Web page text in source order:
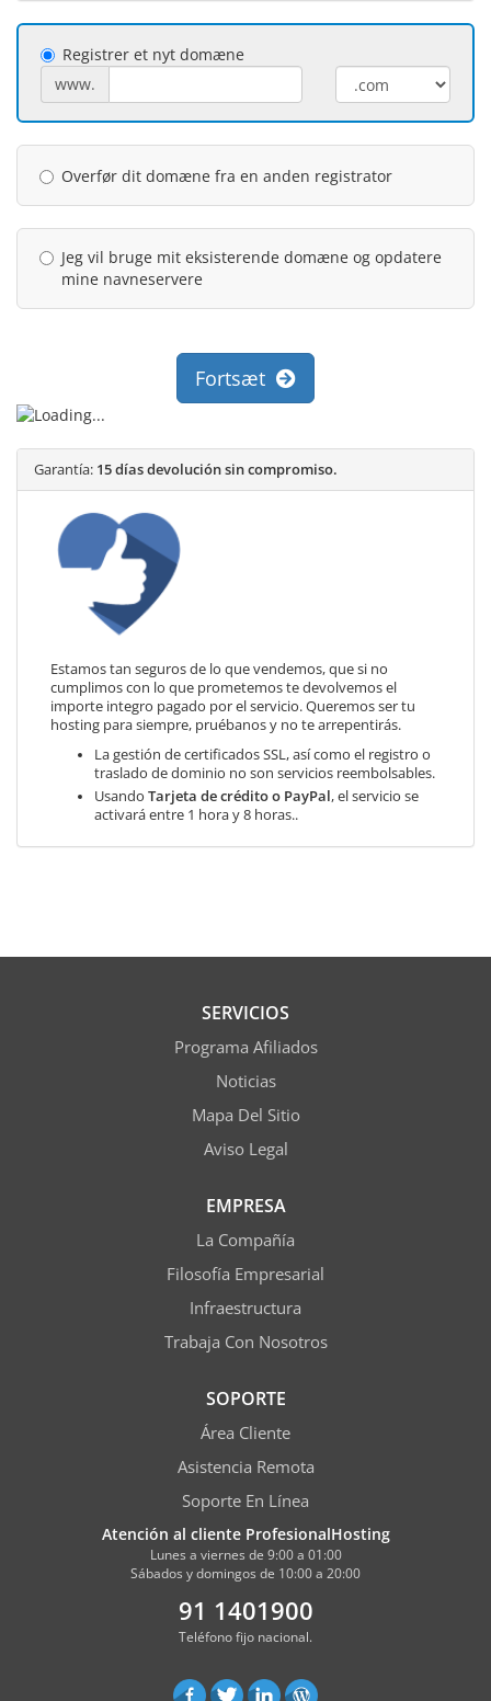
Registrer et nyt domæne
www.
Overfør dit domæne fra en anden registrator
Jeg vil bruge mit eksisterende domæne og opdatere
mine navneservere
Fortsæt
Garantía: 15 días devolución sin compromiso.
Estamos tan seguros de lo que vendemos, que si no
cumplimos con lo que prometemos te devolvemos el
importe integro pagado por el servicio. Queremos ser tu
hosting para siempre, pruébanos y no te arrepentirás.
La gestión de certificados SSL, así como el registro o
traslado de dominio no son servicios reembolsables.
Usando Tarjeta de crédito o PayPal, el servicio se
activará entre 1 hora y 8 horas..
SERVICIOS
Programa Afiliados
Noticias
Mapa Del Sitio
Aviso Legal
EMPRESA
La Compañía
Filosofía Empresarial
Infraestructura
Trabaja Con Nosotros
SOPORTE
Área Cliente
Asistencia Remota
Soporte En Línea
Atención al cliente ProfesionalHosting
Lunes a viernes de 9:00 a 01:00
Sábados y domingos de 10:00 a 20:00
91 1401900
Teléfono fijo nacional.